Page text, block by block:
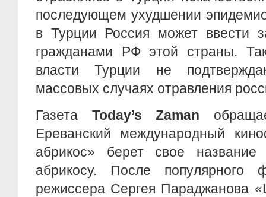
последующем ухудшении
в Турции Россия может ввести
гражданами РФ этой страны.
власти Турции не
массовых случаях отравления
Газета Today’s Zaman
Ереванский международный
абрикос» берет свое
абрикосу. После популярного
режиссера Сергея Параджанова